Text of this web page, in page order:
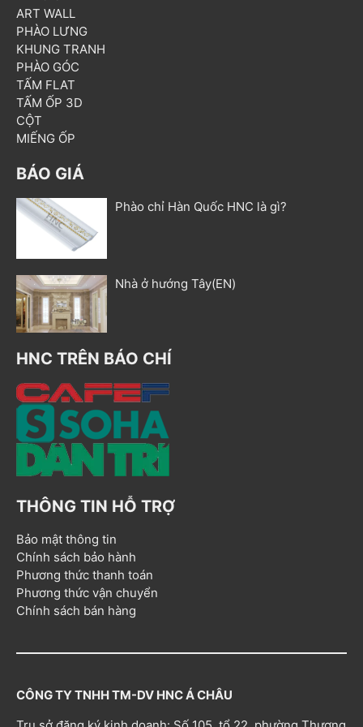
ART WALL
PHÀO LƯNG
KHUNG TRANH
PHÀO GÓC
TẤM FLAT
TẤM ỐP 3D
CỘT
MIẾNG ỐP
BÁO GIÁ
Phào chỉ Hàn Quốc HNC là gì?
Nhà ở hướng Tây(EN)
HNC TRÊN BÁO CHÍ
THÔNG TIN HỖ TRỢ
Bảo mật thông tin
Chính sách bảo hành
Phương thức thanh toán
Phương thức vận chuyển
Chính sách bán hàng
CÔNG TY TNHH TM-DV HNC Á CHÂU